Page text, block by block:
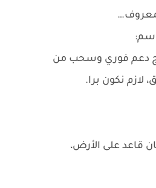
دعم فوري وسحب من
قاعد على الأرض،